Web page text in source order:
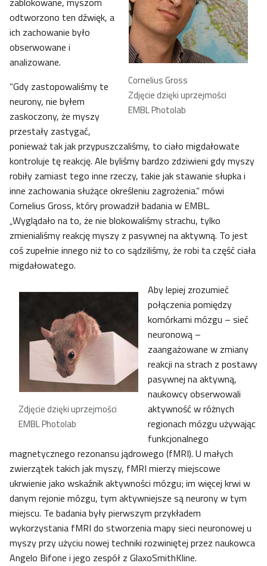
Cornelius Gross
Zdjęcie dzięki uprzejmości
EMBL Photolab
odtworzono ten dźwięk, a
ich zachowanie było
obserwowane i
analizowane.
“Gdy zastopowaliśmy te
neurony, nie byłem
zaskoczony, że myszy
przestały zastygać,
ponieważ tak jak przypuszczaliśmy, to ciało migdałowate
kontroluje tę reakcję. Ale byliśmy bardzo zdziwieni gdy myszy
robiły zamiast tego inne rzeczy, takie jak stawanie słupka i
inne zachowania służące określeniu zagrożenia.” mówi
Cornelius Gross, który prowadził badania w EMBL.
„Wyglądało na to, że nie blokowaliśmy strachu, tylko
zmienialiśmy reakcję myszy z pasywnej na aktywną. To jest
coś zupełnie innego niż to co sądziliśmy, że robi ta część ciała
migdałowatego.
Zdjęcie dzięki uprzejmości
EMBL Photolab
Aby lepiej zrozumieć
połączenia pomiędzy
komórkami mózgu – sieć
neuronową –
zaangażowane w zmiany
reakcji na strach z postawy
pasywnej na aktywną,
naukowcy obserwowali
aktywność w różnych
regionach mózgu używając
funkcjonalnego
magnetycznego rezonansu jądrowego (fMRI). U małych
zwierzątek takich jak myszy, fMRI mierzy miejscowe
ukrwienie jako wskaźnik aktywności mózgu; im więcej krwi w
danym rejonie mózgu, tym aktywniejsze są neurony w tym
miejscu. Te badania były pierwszym przykładem
wykorzystania fMRI do stworzenia mapy sieci neuronowej u
myszy przy użyciu nowej techniki rozwiniętej przez naukowca
Angelo Bifone i jego zespół z GlaxoSmithKline.